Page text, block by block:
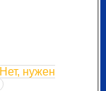
Нет, нужен